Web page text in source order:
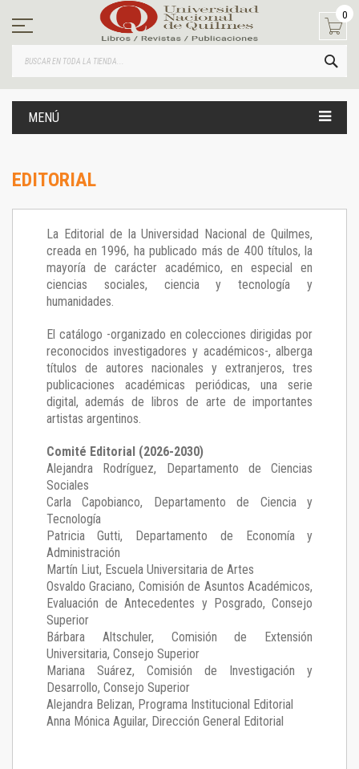
contenido
0
MENÚ
EDITORIAL
La Editorial de la Universidad Nacional de Quilmes,
creada en 1996, ha publicado más de 400 títulos, la
mayoría de carácter académico, en especial en
ciencias sociales, ciencia y tecnología y
humanidades.
El catálogo -organizado en colecciones dirigidas por
reconocidos investigadores y académicos-, alberga
títulos de autores nacionales y extranjeros, tres
publicaciones académicas periódicas, una serie
digital, además de libros de arte de importantes
artistas argentinos.
Comité Editorial (2026-2030)
Alejandra Rodríguez, Departamento de Ciencias
Sociales
Carla Capobianco, Departamento de Ciencia y
Tecnología
Patricia Gutti, Departamento de Economía y
Administración
Martín Liut, Escuela Universitaria de Artes
Osvaldo Graciano, Comisión de Asuntos Académicos,
Evaluación de Antecedentes y Posgrado, Consejo
Superior
Bárbara Altschuler, Comisión de Extensión
Universitaria, Consejo Superior
Mariana Suárez, Comisión de Investigación y
Desarrollo, Consejo Superior
Alejandra Belizan, Programa Institucional Editorial
Anna Mónica Aguilar, Dirección General Editorial